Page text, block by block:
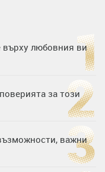
върху любовния ви
за този
важни